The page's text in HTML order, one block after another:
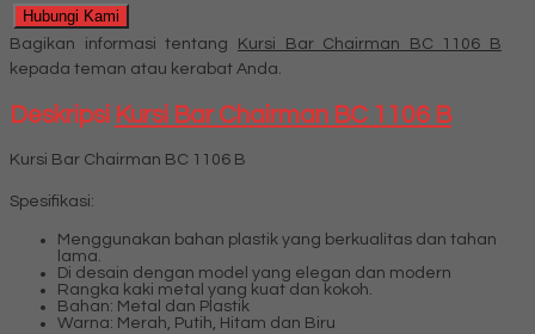
Hubungi Kami
Bagikan informasi tentang Kursi Bar Chairman BC 1106 B
kepada teman atau kerabat Anda.
Deskripsi Kursi Bar Chairman BC 1106 B
Kursi Bar Chairman BC 1106 B
Spesifikasi:
Menggunakan bahan plastik yang berkualitas dan tahan
lama.
Di desain dengan model yang elegan dan modern
Rangka kaki metal yang kuat dan kokoh.
Bahan: Metal dan Plastik
Warna: Merah, Putih, Hitam dan Biru